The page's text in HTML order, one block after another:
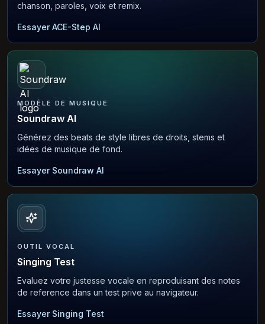
chanson, paroles, voix et remix.
Essayer ACE-Step AI
MODÈLE DE MUSIQUE
Soundraw AI
Générez des beats de style libres de droits, stems et
idées de musique de fond.
Essayer Soundraw AI
OUTIL VOCAL
Singing Test
Evaluez votre justesse vocale en reproduisant des notes
de reference dans un test prive au navigateur.
Essayer Singing Test